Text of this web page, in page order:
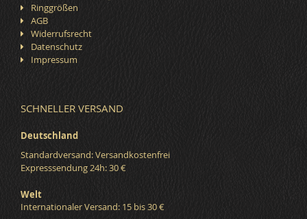
Ringgrößen
AGB
Widerrufsrecht
Datenschutz
Impressum
SCHNELLER VERSAND
Deutschland
Standardversand: Versandkostenfrei
Expresssendung 24h: 30 €
Welt
Internationaler Versand: 15 bis 30 €